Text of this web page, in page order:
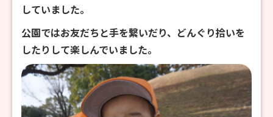
していました。
公園ではお友だちと手を繋いだり、どんぐり拾いを
したりして楽しんでいました。